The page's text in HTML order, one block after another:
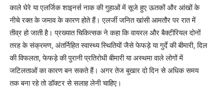
काले घेरे या एलर्जिक शाइनर्स नाक की गुहाओं में सूजे हुए ऊतकों और आंखों के
नीचे रक्त के जमाव के कारण होते हैं। एलर्जी जनित खांसी आमतौर पर रात में
तीव्र हो जाती है। प्रख्यात चिकित्सक ने कहा कि वायरल और बैक्टीरियल दोनों
तरह के संक्रमण, अंतर्निहित स्वास्थ्य स्थितियों जैसे फेफड़े या गुर्दे की बीमारी, दिल
की विफलता, फेफड़े की पुरानी प्रतिरोधी बीमारी या अस्थमा वाले लोगों में
जटिलताओं का कारण बन सकते हैं। अगर तेज बुखार दो दिन से अधिक समय
तक बना रहे तो डॉक्टर से सलाह लेनी चाहिए।